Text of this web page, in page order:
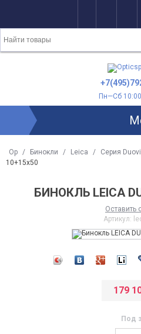
Пн—Сб
Op / Бинокли / Leica / Серия
10+15x50
БИНОКЛЬ LEICA
Оставить
Артикул:
179
Под